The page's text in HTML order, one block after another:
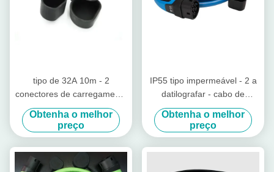
tipo de 32A 10m - 2
conectores de carregamento
do veículo elétrico do IEC
62196 do cabo de EV
Obtenha o melhor
preço
IP55 tipo impermeável - 2 a
datilografar - cabo de
carregamento de 2 EV para
o veículo elétrico
Obtenha o melhor
preço